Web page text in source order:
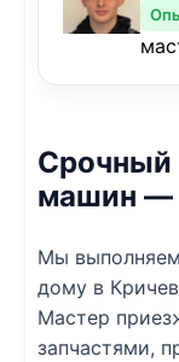
Срочный
машин —
Мы
дому в
Мастер
запчастями,